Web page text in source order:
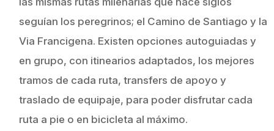
seguían los peregrinos; el Camino de Santiago y la
Via Francigena. Existen opciones autoguiadas y
en grupo, con itinearios adaptados, los mejores
tramos de cada ruta, transfers de apoyo y
traslado de equipaje, para poder disfrutar cada
ruta a pie o en bicicleta al máximo.